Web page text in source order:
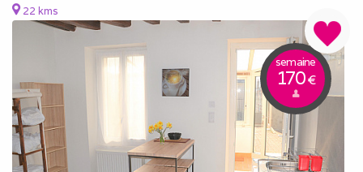
22 kms
semaine
170€